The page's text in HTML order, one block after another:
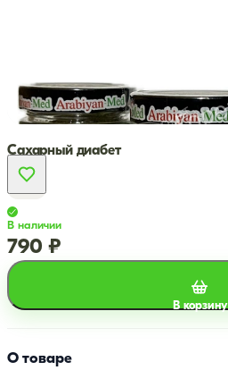
Сахарный диабет
В наличии
790 ₽
В корзину
О товаре